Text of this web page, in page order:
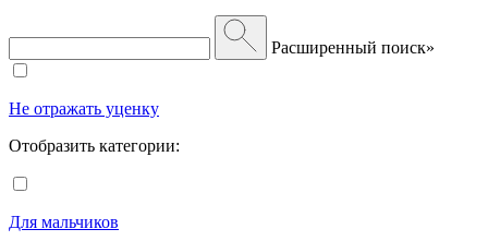
Расширенный поиск»
Не отражать уценку
Отобразить категории:
Для мальчиков